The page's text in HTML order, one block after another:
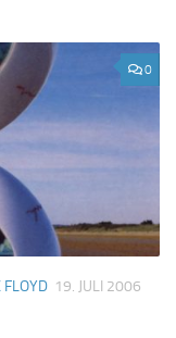
0
FLOYD 19. JULI 2006